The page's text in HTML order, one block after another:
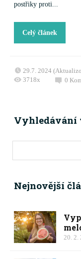
postřiky proti...
Celý článek
29.7. 2024
3718x
0
Vyhledávání
Nejnovější
20. 2.